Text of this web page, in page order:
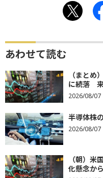
あわせて読む
（まとめ
に続落 来
2026/08/07
半導体株
2026/08/07
（朝）
化懸念か